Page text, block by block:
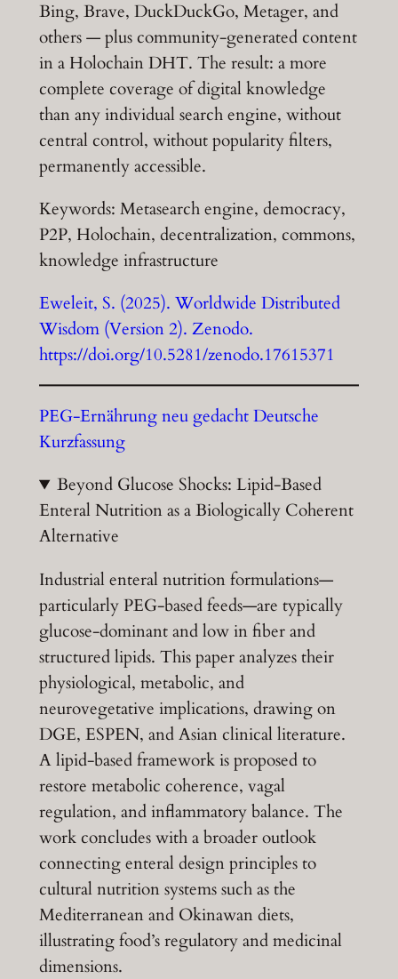
Bing, Brave, DuckDuckGo, Metager, and
others — plus community-generated content
in a Holochain DHT. The result: a more
complete coverage of digital knowledge
than any individual search engine, without
central control, without popularity filters,
permanently accessible.
Keywords: Metasearch engine, democracy,
P2P, Holochain, decentralization, commons,
knowledge infrastructure
Eweleit, S. (2025). Worldwide Distributed
Wisdom (Version 2). Zenodo.
https://doi.org/10.5281/zenodo.17615371
PEG-Ernährung neu gedacht Deutsche
Kurzfassung
Beyond Glucose Shocks: Lipid-Based
Enteral Nutrition as a Biologically Coherent
Alternative
Industrial enteral nutrition formulations—
particularly PEG-based feeds—are typically
glucose-dominant and low in fiber and
structured lipids. This paper analyzes their
physiological, metabolic, and
neurovegetative implications, drawing on
DGE, ESPEN, and Asian clinical literature.
A lipid-based framework is proposed to
restore metabolic coherence, vagal
regulation, and inflammatory balance. The
work concludes with a broader outlook
connecting enteral design principles to
cultural nutrition systems such as the
Mediterranean and Okinawan diets,
illustrating food’s regulatory and medicinal
dimensions.